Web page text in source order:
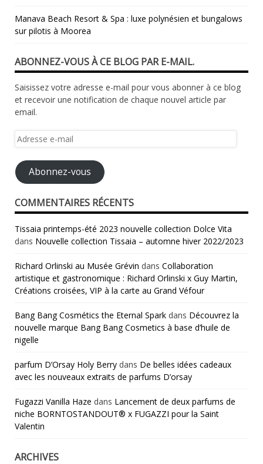
Manava Beach Resort & Spa : luxe polynésien et bungalows
sur pilotis à Moorea
ABONNEZ-VOUS À CE BLOG PAR E-MAIL.
Saisissez votre adresse e-mail pour vous abonner à ce blog
et recevoir une notification de chaque nouvel article par
email.
Adresse
mail
Abonnez-vous
COMMENTAIRES RÉCENTS
Tissaia printemps-été 2023 nouvelle collection Dolce Vita
dans Nouvelle collection Tissaia – automne hiver 2022/2023
Richard Orlinski au Musée Grévin dans Collaboration
artistique et gastronomique : Richard Orlinski x Guy Martin,
Créations croisées, VIP à la carte au Grand Véfour
Bang Bang Cosmétics the Eternal Spark dans Découvrez la
nouvelle marque Bang Bang Cosmetics à base d’huile de
nigelle
parfum D’Orsay Holy Berry dans De belles idées cadeaux
avec les nouveaux extraits de parfums D’orsay
Fugazzi Vanilla Haze dans Lancement de deux parfums de
niche BORNTOSTANDOUT® x FUGAZZI pour la Saint
Valentin
ARCHIVES